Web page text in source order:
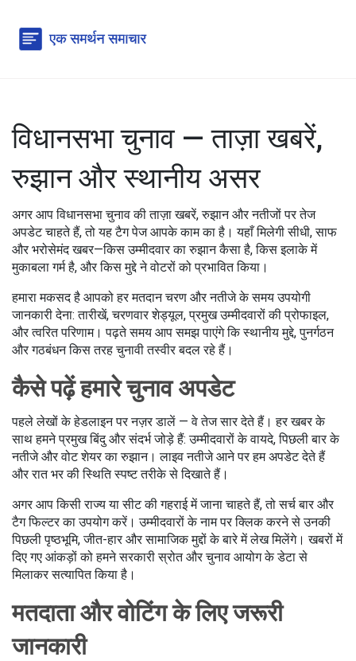
विधानसभा चुनाव — ताज़ा खबरें,
रुझान और स्थानीय असर
अगर आप विधानसभा चुनाव की ताज़ा खबरें, रुझान और नतीजों पर तेज
अपडेट चाहते हैं, तो यह टैग पेज आपके काम का है। यहाँ मिलेगी सीधी, साफ
और भरोसेमंद खबर—किस उम्मीदवार का रुझान कैसा है, किस इलाके में
मुकाबला गर्म है, और किस मुद्दे ने वोटरों को प्रभावित किया।
हमारा मकसद है आपको हर मतदान चरण और नतीजे के समय उपयोगी
जानकारी देना: तारीखें, चरणवार शेड्यूल, प्रमुख उम्मीदवारों की प्रोफाइल,
और त्वरित परिणाम। पढ़ते समय आप समझ पाएंगे कि स्थानीय मुद्दे, पुनर्गठन
और गठबंधन किस तरह चुनावी तस्वीर बदल रहे हैं।
कैसे पढ़ें हमारे चुनाव अपडेट
पहले लेखों के हेडलाइन पर नज़र डालें — वे तेज सार देते हैं। हर खबर के
साथ हमने प्रमुख बिंदु और संदर्भ जोड़े हैं: उम्मीदवारों के वायदे, पिछली बार के
नतीजे और वोट शेयर का रुझान। लाइव नतीजे आने पर हम अपडेट देते हैं
और रात भर की स्थिति स्पष्ट तरीके से दिखाते हैं।
अगर आप किसी राज्य या सीट की गहराई में जाना चाहते हैं, तो सर्च बार और
टैग फिल्टर का उपयोग करें। उम्मीदवारों के नाम पर क्लिक करने से उनकी
पिछली पृष्ठभूमि, जीत-हार और सामाजिक मुद्दों के बारे में लेख मिलेंगे। खबरों में
दिए गए आंकड़ों को हमने सरकारी स्रोत और चुनाव आयोग के डेटा से
मिलाकर सत्यापित किया है।
मतदाता और वोटिंग के लिए जरूरी
जानकारी